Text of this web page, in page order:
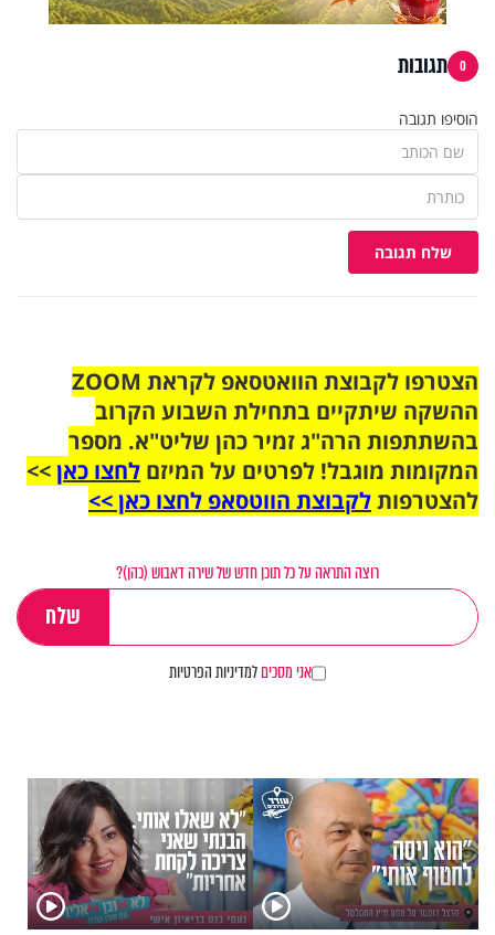
0 תגובות
הוסיפו תגובה
שלח תגובה
הצטרפו לקבוצת הוואטסאפ לקראת ZOOM
ההשקה שיתקיים בתחילת השבוע הקרוב
בהשתתפות הרה"ג זמיר כהן שליט"א. מספר
המקומות מוגבל! לפרטים על המיזם לחצו כאן>>
להצטרפותלקבוצת הווטסאפ לחצו כאן >>
רוצה התראה על כל תוכן חדש של שירה דאבוש (כהן)?
אני מסכיםלמדיניות הפרטיות